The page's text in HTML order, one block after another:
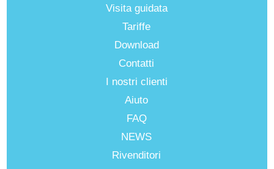
Visita guidata
Tariffe
Download
Contatti
I nostri clienti
Aiuto
FAQ
NEWS
Rivenditori